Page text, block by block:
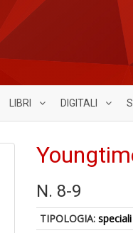
LIBRI DIGITALI
N. 8-9
TIPOLOGIA:speciali